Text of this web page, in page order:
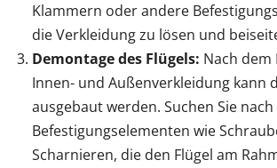
Klammern oder andere
die Verkleidung zu lösen und
Demontage des Flügels: Nach
Innen- und Außenverkleidung kann
ausgebaut werden. Suchen Sie nach
Befestigungselementen wie
Scharnieren, die den Flügel am